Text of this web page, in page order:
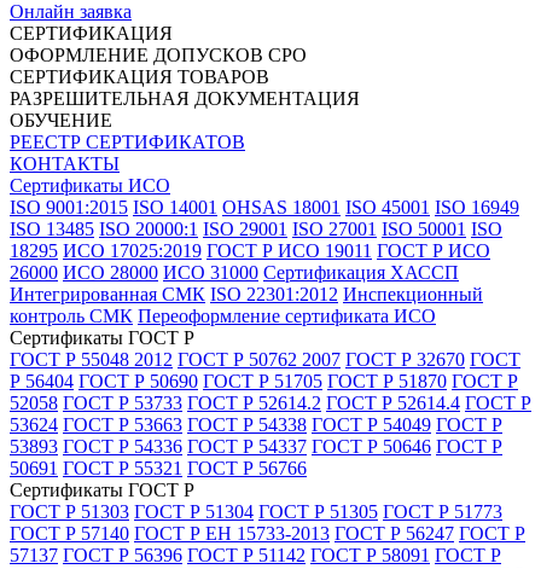
Онлайн заявка
СЕРТИФИКАЦИЯ
ОФОРМЛЕНИЕ ДОПУСКОВ СРО
СЕРТИФИКАЦИЯ ТОВАРОВ
РАЗРЕШИТЕЛЬНАЯ ДОКУМЕНТАЦИЯ
ОБУЧЕНИЕ
РЕЕСТР СЕРТИФИКАТОВ
КОНТАКТЫ
Сертификаты ИСО
ISO 9001:2015 ISO 14001 OHSAS 18001 ISO 45001 ISO 16949
ISO 13485 ISO 20000:1 ISO 29001 ISO 27001 ISO 50001 ISO
18295 ИСО 17025:2019 ГОСТ Р ИСО 19011 ГОСТ Р ИСО
26000 ИСО 28000 ИСО 31000 Сертификация ХАССП
Интегрированная СМК ISO 22301:2012 Инспекционный
контроль СМК Переоформление сертификата ИСО
Сертификаты ГОСТ Р
ГОСТ Р 55048 2012 ГОСТ Р 50762 2007 ГОСТ Р 32670 ГОСТ
Р 56404 ГОСТ Р 50690 ГОСТ Р 51705 ГОСТ Р 51870 ГОСТ Р
52058 ГОСТ Р 53733 ГОСТ Р 52614.2 ГОСТ Р 52614.4 ГОСТ Р
53624 ГОСТ Р 53663 ГОСТ Р 54338 ГОСТ Р 54049 ГОСТ Р
53893 ГОСТ Р 54336 ГОСТ Р 54337 ГОСТ Р 50646 ГОСТ Р
50691 ГОСТ Р 55321 ГОСТ Р 56766
Сертификаты ГОСТ Р
ГОСТ Р 51303 ГОСТ Р 51304 ГОСТ Р 51305 ГОСТ Р 51773
ГОСТ Р 57140 ГОСТ Р ЕН 15733-2013 ГОСТ Р 56247 ГОСТ Р
57137 ГОСТ Р 56396 ГОСТ Р 51142 ГОСТ Р 58091 ГОСТ Р